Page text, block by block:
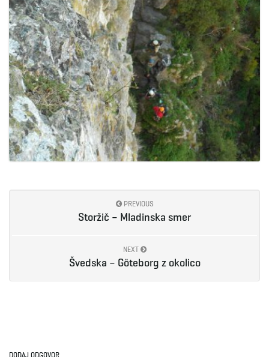
PREVIOUS
Storžič – Mladinska smer
NEXT
Švedska – Göteborg z okolico
DODAJ ODGOVOR